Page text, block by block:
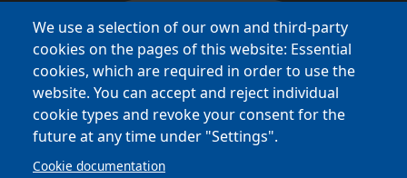
Bretagne Culture Diversité
various websites !
Sites
BCD
Bazhvalan
Bécédia
BED
We use a selection of our own and third-party
cookies on the pages of this website: Essential
cookies, which are required in order to use the
website. You can accept and reject individual
cookie types and revoke your consent for the
future at any time under "Settings".
Cookie documentation